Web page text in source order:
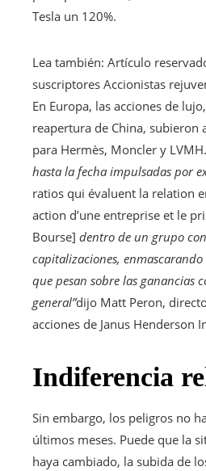
Tesla un 120%.
Lea también: Artículo
suscriptores Accionistas
En Europa, las acciones de
reapertura de China, subieron
para Hermès, Moncler y LVMH.
hasta la fecha impulsadas por
ratios qui évaluent la relation
action d’une entreprise et le
Bourse] dentro de un grupo
capitalizaciones,
que pesan sobre las ganancias
general”dijo Matt Peron,
acciones de Janus Henderson
Indiferencia
Sin embargo, los peligros no
últimos meses. Puede que la
haya cambiado, la subida de